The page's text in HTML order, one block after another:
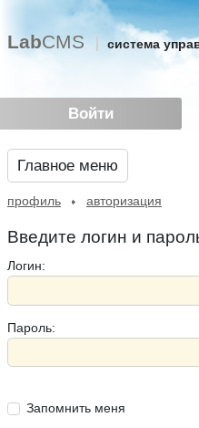
Войти
LabCMS система
Главное меню
профиль авторизация
Введите логин и
Логин:
Пароль:
Запомнить меня